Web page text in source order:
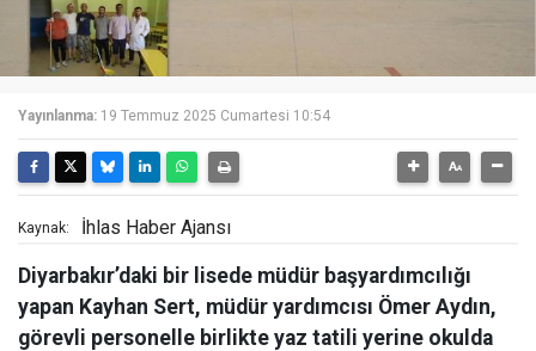
Yayınlanma: 19 Temmuz 2025 Cumartesi 10:54
Kaynak: İhlas Haber Ajansı
Diyarbakır’daki bir lisede müdür başyardımcılığı
yapan Kayhan Sert, müdür yardımcısı Ömer Aydın,
görevli personelle birlikte yaz tatili yerine okulda